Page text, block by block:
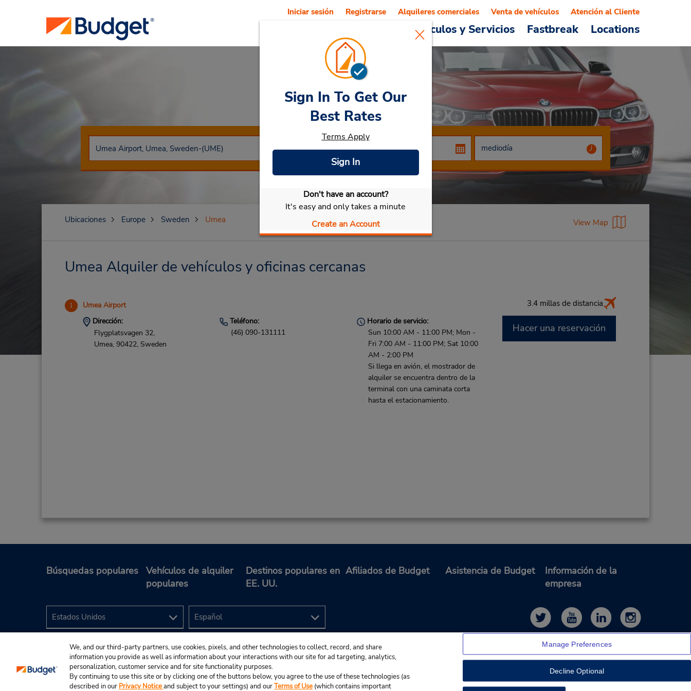
Vehículos y Servicios Fastbreak Locations
Iniciar sesión Registrarse Alquileres comerciales Venta de vehículos Atención al Cliente
Car RentalUmea
Seleccionar mi vehículo
Sign In To Get Our
Best Rates
Terms Apply
Sign In
Don't have an account?
It's easy and only takes a minute
Create an Account
Ubicaciones Europe Sweden Umea View Map
Umea Alquiler de vehículos y oficinas cercanas
1 Umea Airport 3.4 millas de distancia
Dirección:
Flygplatsvagen 32,
Umea, 90422, Sweden
Teléfono:
(46) 090-131111
Horario de servicio:
Sun 10:00 AM - 11:00 PM; Mon -
Fri 7:00 AM - 11:00 PM; Sat 10:00
AM - 2:00 PM
Si llega en avión, el mostrador de
alquiler se encuentra dentro de la
terminal con una caminata corta
hasta el estacionamiento.
Hacer una reservación
Búsquedas populares
Vehículos de alquiler
populares
Destinos populares en
EE. UU.
Afiliados de Budget Asistencia de Budget
Información de la
empresa
We, and our third-party partners, use cookies, pixels, and other technologies to collect, record, and share
information you provide as well as information about your interactions with our site for ad targeting, analytics,
personalization, customer service and for site functionality purposes.
By continuing to use this site or by clicking one of the buttons below, you agree to the use of these technologies (as
described in our Privacy Noticeand subject to your settings) and ourTerms of Use (which contains important
Manage Preferences
Decline Optional